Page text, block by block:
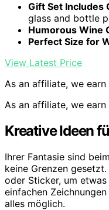
Gift Set Includes
glass and bottle
Humorous Wine
Perfect Size for
View Latest Price
As an affiliate, we
As an affiliate, we
Kreative Ideen
Ihrer Fantasie sind
keine Grenzen
oder Sticker, um
einfachen
alles möglich.